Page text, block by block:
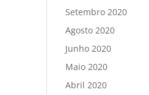
Setembro 2020
Agosto 2020
Junho 2020
Maio 2020
Abril 2020